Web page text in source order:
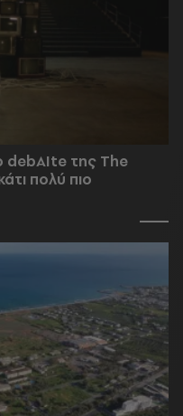
debAIte της The
πολύ πιο